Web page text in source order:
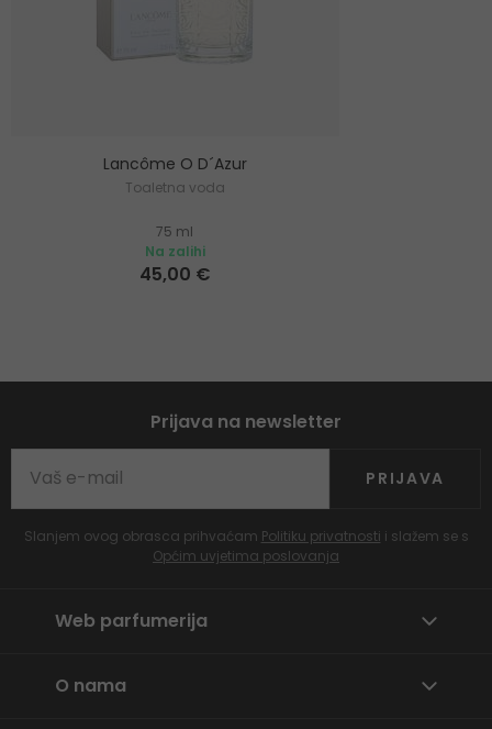
Lancôme O D´Azur
Toaletna voda
75 ml
Na zalihi
45,00 €
Prijava na newsletter
PRIJAVA
Slanjem ovog obrasca prihvaćam Politiku privatnosti i slažem se s
Općim uvjetima poslovanja
Web parfumerija
O nama